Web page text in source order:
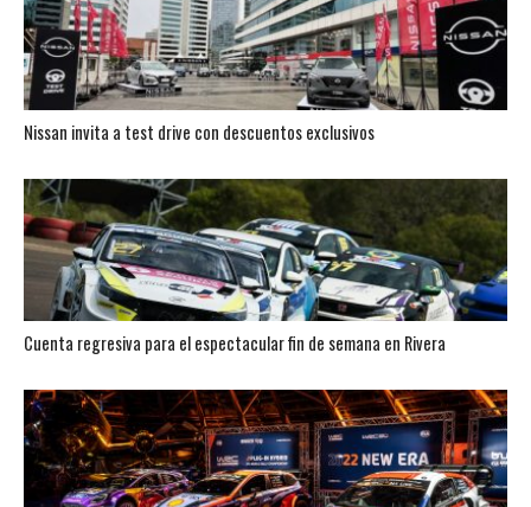
Nissan invita a test drive con descuentos exclusivos
Cuenta regresiva para el espectacular fin de semana en Rivera